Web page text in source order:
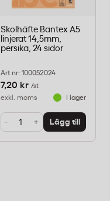
Skolhäfte Bantex A5
linjerat 14,5mm,
persika, 24 sidor
Art nr: 100052024
7,20 kr /st
exkl. moms
I lager
- + Lägg till